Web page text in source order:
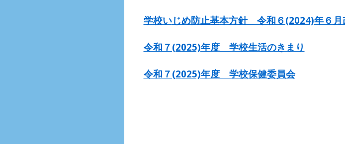
学校いじめ防止基本方針 令和６(2024)年６月
令和７(2025)年度 学校生活のきまり
令和７(2025)年度 学校保健委員会